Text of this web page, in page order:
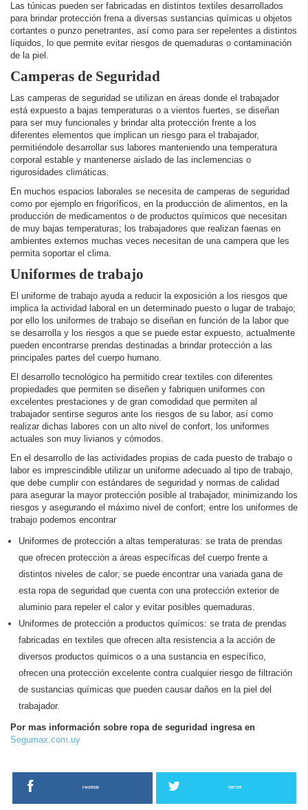
Las túnicas pueden ser fabricadas en distintos textiles desarrollados
para brindar protección frena a diversas sustancias químicas u objetos
cortantes o punzo penetrantes, así como para ser repelentes a distintos
líquidos, lo que permite evitar riesgos de quemaduras o contaminación
de la piel.
Camperas de Seguridad
Las camperas de seguridad se utilizan en áreas donde el trabajador
está expuesto a bajas temperaturas o a vientos fuertes, se diseñan
para ser muy funcionales y brindar alta protección frente a los
diferentes elementos que implican un riesgo para el trabajador,
permitiéndole desarrollar sus labores manteniendo una temperatura
corporal estable y mantenerse aislado de las inclemencias o
rigurosidades climáticas.
En muchos espacios laborales se necesita de camperas de seguridad
como por ejemplo en frigoríficos, en la producción de alimentos, en la
producción de medicamentos o de productos químicos que necesitan
de muy bajas temperaturas; los trabajadores que realizan faenas en
ambientes externos muchas veces necesitan de una campera que les
permita soportar el clima.
Uniformes de trabajo
El uniforme de trabajo ayuda a reducir la exposición a los riesgos que
implica la actividad laboral en un determinado puesto o lugar de trabajo;
por ello los uniformes de trabajo se diseñan en función de la labor que
se desarrolla y los riesgos a que se puede estar expuesto, actualmente
pueden encontrarse prendas destinadas a brindar protección a las
principales partes del cuerpo humano.
El desarrollo tecnológico ha permitido crear textiles con diferentes
propiedades que permiten se diseñen y fabriquen uniformes con
excelentes prestaciones y de gran comodidad que permiten al
trabajador sentirse seguros ante los riesgos de su labor, así como
realizar dichas labores con un alto nivel de confort, los uniformes
actuales son muy livianos y cómodos.
En el desarrollo de las actividades propias de cada puesto de trabajo o
labor es imprescindible utilizar un uniforme adecuado al tipo de trabajo,
que debe cumplir con estándares de seguridad y normas de calidad
para asegurar la mayor protección posible al trabajador, minimizando los
riesgos y asegurando el máximo nivel de confort; entre los uniformes de
trabajo podemos encontrar
Uniformes de protección a altas temperaturas: se trata de prendas
que ofrecen protección a áreas específicas del cuerpo frente a
distintos niveles de calor; se puede encontrar una variada gana de
esta ropa de seguridad que cuenta con una protección exterior de
aluminio para repeler el calor y evitar posibles quemaduras.
Uniformes de protección a productos químicos: se trata de prendas
fabricadas en textiles que ofrecen alta resistencia a la acción de
diversos productos químicos o a una sustancia en específico,
ofrecen una protección excelente contra cualquier riesgo de filtración
de sustancias químicas que pueden causar daños en la piel del
trabajador.
Por mas información sobre ropa de seguridad ingresa en
Segumax.com.uy
FACEBOOK TWITTER